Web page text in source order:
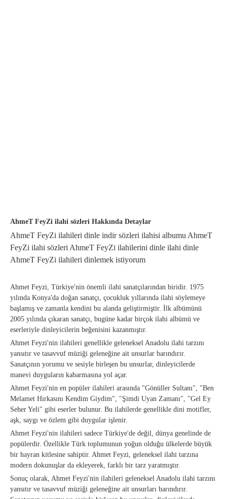
AhmeT FeyZi ilahi sözleri Hakkında Detaylar
AhmeT FeyZi ilahileri dinle indir sözleri ilahisi albumu AhmeT
FeyZi ilahi sözleri AhmeT FeyZi ilahilerini dinle ilahi dinle
AhmeT FeyZi ilahileri dinlemek istiyorum
Ahmet Feyzi, Türkiye'nin önemli ilahi sanatçılarından biridir. 1975
yılında Konya'da doğan sanatçı, çocukluk yıllarında ilahi söylemeye
başlamış ve zamanla kendini bu alanda geliştirmiştir. İlk albümünü
2005 yılında çıkaran sanatçı, bugüne kadar birçok ilahi albümü ve
eserleriyle dinleyicilerin beğenisini kazanmıştır.
Ahmet Feyzi'nin ilahileri genellikle geleneksel Anadolu ilahi tarzını
yansıtır ve tasavvuf müziği geleneğine ait unsurlar barındırır.
Sanatçının yorumu ve sesiyle birleşen bu unsurlar, dinleyicilerde
manevi duyguların kabarmasına yol açar.
Ahmet Feyzi'nin en popüler ilahileri arasında "Gönüller Sultanı", "Ben
Melamet Hırkasını Kendim Giydim", "Şimdi Uyan Zamanı", "Gel Ey
Seher Yeli" gibi eserler bulunur. Bu ilahilerde genellikle dini motifler,
aşk, saygı ve özlem gibi duygular işlenir.
Ahmet Feyzi'nin ilahileri sadece Türkiye'de değil, dünya genelinde de
popülerdir. Özellikle Türk toplumunun yoğun olduğu ülkelerde büyük
bir hayran kitlesine sahiptir. Ahmet Feyzi, geleneksel ilahi tarzına
modern dokunuşlar da ekleyerek, farklı bir tarz yaratmıştır.
Sonuç olarak, Ahmet Feyzi'nin ilahileri geleneksel Anadolu ilahi tarzını
yansıtır ve tasavvuf müziği geleneğine ait unsurları barındırır.